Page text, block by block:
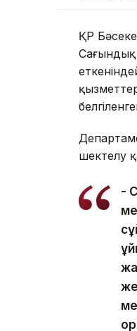
ҚР
Сағындық
шектелу
-